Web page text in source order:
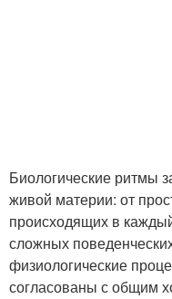
Биологические ритмы
живой материи: от
происходящих в
сложных
физиологические
согласованы с общим